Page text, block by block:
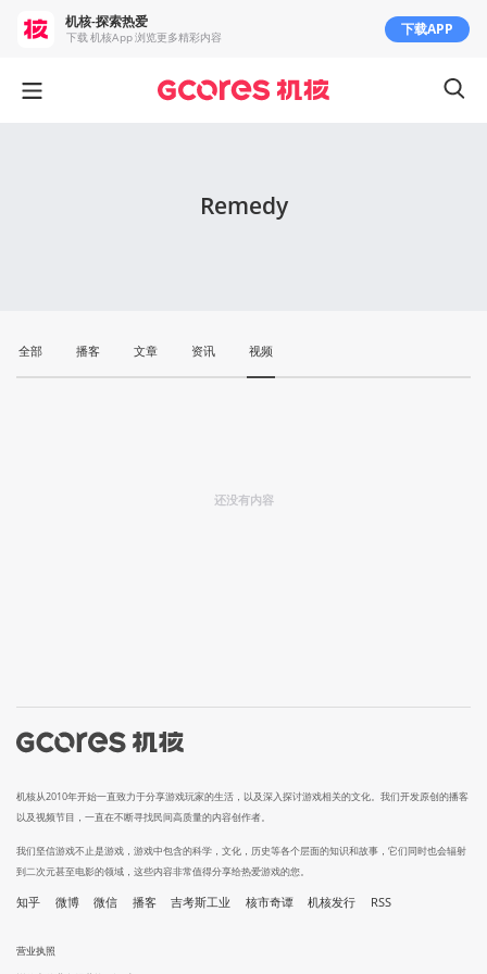
Remedy
全部 播客 文章 资讯 视频
还没有内容
机核从2010年开始一直致力于分享游戏玩家的生活，以及深入探讨游戏相关的文化。我们开发原创的播客
以及视频节目，一直在不断寻找民间高质量的内容创作者。
我们坚信游戏不止是游戏，游戏中包含的科学，文化，历史等各个层面的知识和故事，它们同时也会辐射
到二次元甚至电影的领域，这些内容非常值得分享给热爱游戏的您。
知乎 微博 微信 播客 吉考斯工业 核市奇谭 机核发行 RSS
营业执照
机核-探索热爱
下载 机核App 浏览更多精彩内容 下载APP